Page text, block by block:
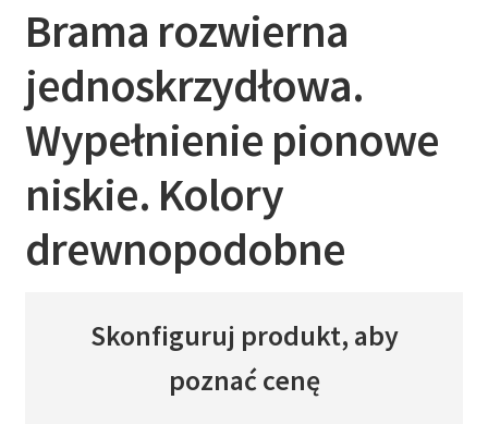
Brama rozwierna
jednoskrzydłowa.
Wypełnienie pionowe
niskie. Kolory
drewnopodobne
Skonfiguruj produkt, aby
poznać cenę